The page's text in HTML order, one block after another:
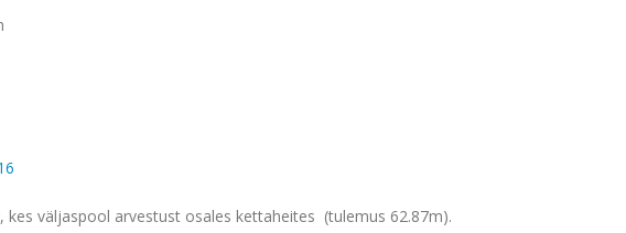
, kes väljaspool arvestust osales kettaheites (tulemus 62.87m).